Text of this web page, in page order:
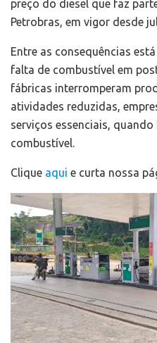
preço do diesel que faz
Petrobras, em vigor desde
Entre as consequências
falta de combustível em
fábricas interromperam
atividades reduzidas,
serviços essenciais,
combustível.
Clique aqui e curta nossa